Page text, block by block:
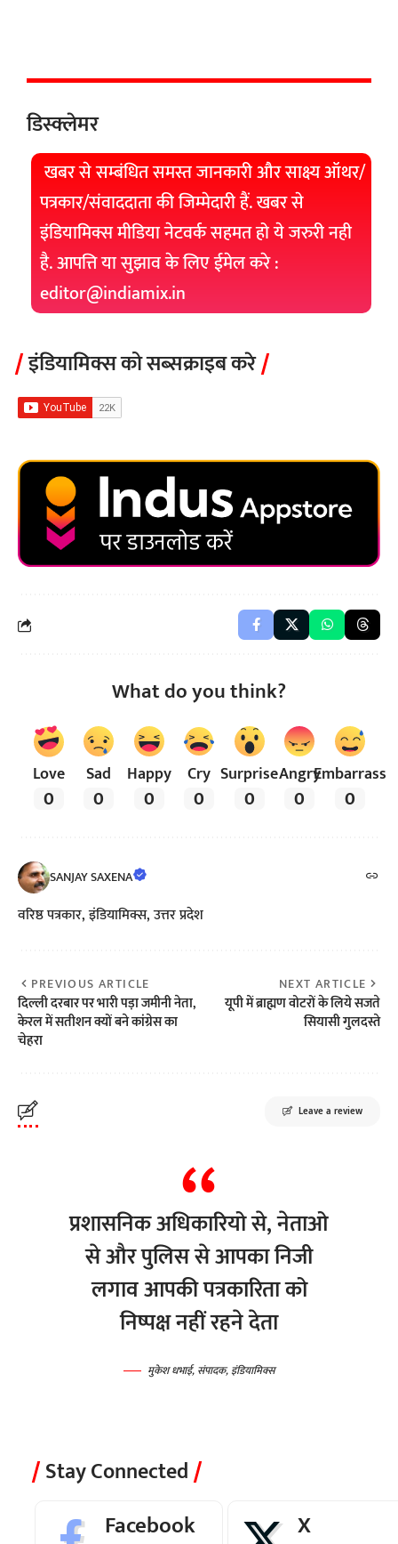
डिस्क्लेमर
खबर से सम्बंधित समस्त जानकारी और साक्ष्य ऑथर/
पत्रकार/संवाददाता की जिम्मेदारी हैं. खबर से
इंडियामिक्स मीडिया नेटवर्क सहमत हो ये जरुरी नही
है. आपत्ति या सुझाव के लिए ईमेल करे :
editor@indiamix.in
इंडियामिक्स को सब्सक्राइब करे
What do you think?
Love
0
Sad
0
Happy
0
Cry
0
Surprise
0
Angry
0
Embarrass
0
SANJAY SAXENA
वरिष्ठ पत्रकार, इंडियामिक्स, उत्तर प्रदेश
PREVIOUS ARTICLE
दिल्ली दरबार पर भारी पड़ा जमीनी नेता,
केरल में सतीशन क्यों बने कांग्रेस का
चेहरा
NEXT ARTICLE
यूपी में ब्राह्मण वोटरों के लिये सजते
सियासी गुलदस्ते
Leave a review
प्रशासनिक अधिकारियो से, नेताओ
से और पुलिस से आपका निजी
लगाव आपकी पत्रकारिता को
निष्पक्ष नहीं रहने देता
मुकेश धभाई, संपादक, इंडियामिक्स
Stay Connected
Facebook X